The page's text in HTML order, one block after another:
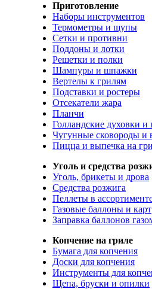
Приготовление
Наборы инструментов
Термометры и щупы
Сетки и противни
Поддоны и лотки
Решетки и полки
Шампуры и шпажки
Вертелы к грилям
Подставки и ростеры
Отсекатели жара
Планчи
Голландские духовки и
Чугунные сковороды и
Пицца и выпечка на
Уголь и средства
Уголь, брикеты и дрова
Средства розжига
Пеллеты в
Газовые баллоны и
Заправка баллонов
Копчение на гриле
Бумага для копчения
Доски для копчения
Инструменты для
Щепа, бруски и опилки